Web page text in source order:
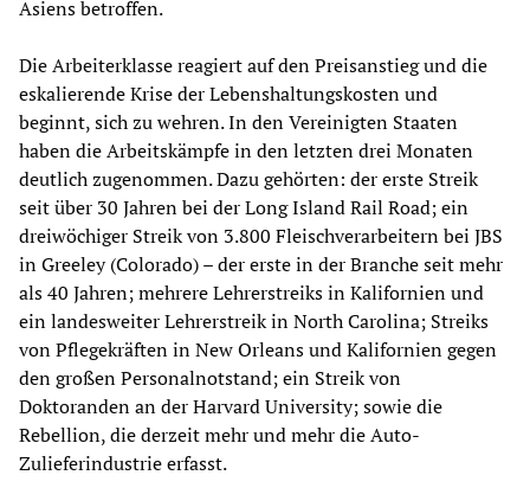
Asiens betroffen.
Die Arbeiterklasse reagiert auf den Preisanstieg und die
eskalierende Krise der Lebenshaltungskosten und
beginnt, sich zu wehren. In den Vereinigten Staaten
haben die Arbeitskämpfe in den letzten drei Monaten
deutlich zugenommen. Dazu gehörten: der erste Streik
seit über 30 Jahren bei der Long Island Rail Road; ein
dreiwöchiger Streik von 3.800 Fleischverarbeitern bei JBS
in Greeley (Colorado) – der erste in der Branche seit mehr
als 40 Jahren; mehrere Lehrerstreiks in Kalifornien und
ein landesweiter Lehrerstreik in North Carolina; Streiks
von Pflegekräften in New Orleans und Kalifornien gegen
den großen Personalnotstand; ein Streik von
Doktoranden an der Harvard University; sowie die
Rebellion, die derzeit mehr und mehr die Auto-
Zulieferindustrie erfasst.